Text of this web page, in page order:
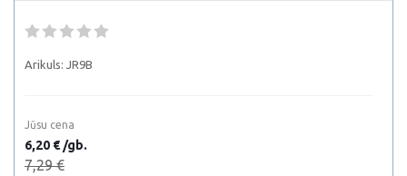
Arikuls: JR9B
Jūsu cena
6,20 € /gb.
7,29 €